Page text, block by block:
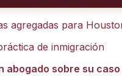
agregadas para
de inmigración
abogado sobre su caso